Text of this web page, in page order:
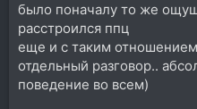
было поначалу то же
расстроился ппц
еще и с таким
отдельный разговор..
поведение во всем)